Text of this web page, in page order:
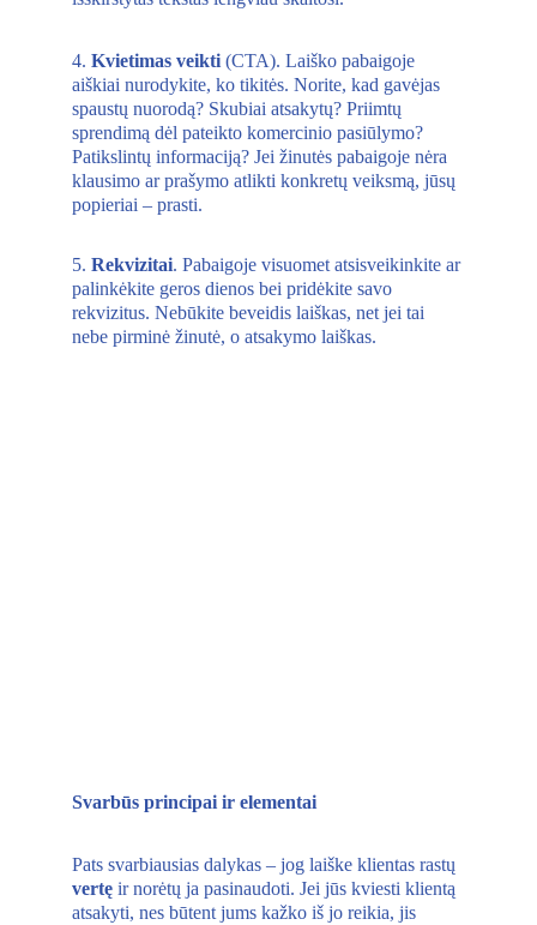
4. Kvietimas veikti (CTA). Laiško pabaigoje
aiškiai nurodykite, ko tikitės. Norite, kad gavėjas
spaustų nuorodą? Skubiai atsakytų? Priimtų
sprendimą dėl pateikto komercinio pasiūlymo?
Patikslintų informaciją? Jei žinutės pabaigoje nėra
klausimo ar prašymo atlikti konkretų veiksmą, jūsų
popieriai – prasti.
5. Rekvizitai. Pabaigoje visuomet atsisveikinkite ar
palinkėkite geros dienos bei pridėkite savo
rekvizitus. Nebūkite beveidis laiškas, net jei tai
nebe pirminė žinutė, o atsakymo laiškas.
Svarbūs principai ir elementai
Pats svarbiausias dalykas – jog laiške klientas rastų
vertę ir norėtų ja pasinaudoti. Jei jūs kviesti klientą
atsakyti, nes būtent jums kažko iš jo reikia, jis